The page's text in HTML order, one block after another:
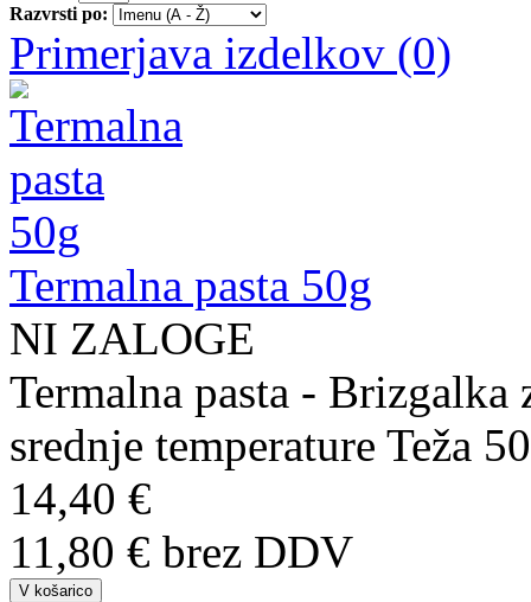
Razvrsti po:
Primerjava izdelkov (0)
Termalna pasta 50g
NI ZALOGE
Termalna pasta -
srednje temperature Teža
14,40 €
11,80 € brez DDV